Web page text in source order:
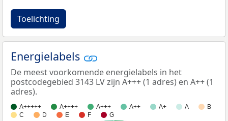
Toelichting
Energielabels
De meest voorkomende energielabels in het
postcodegebied 3143 LV zijn A+++ (1 adres) en A++ (1
adres).
A+++++ A++++ A+++ A++ A+ A
B
C
D E F G